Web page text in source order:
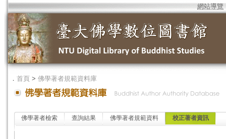
網站導覽
． 首頁 > 佛學著者規範資料庫
佛學著者檢索 查詢結果 佛學著者規範資料 校正著者資訊